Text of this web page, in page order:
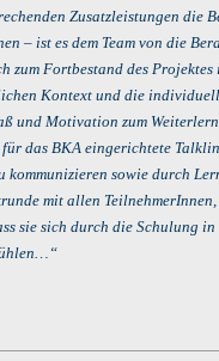
Zusatzleistungen die
– ist es dem Team von die
Fortbestand des
Kontext und die
und Motivation zum
das BKA eingerichtete
sowie durch
mit allen
sie sich durch die Schulung